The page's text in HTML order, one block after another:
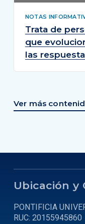
NOTAS
Trata de
que
las
Ver más
Ubicación y
PONTIFICIA
RUC: 20155945860